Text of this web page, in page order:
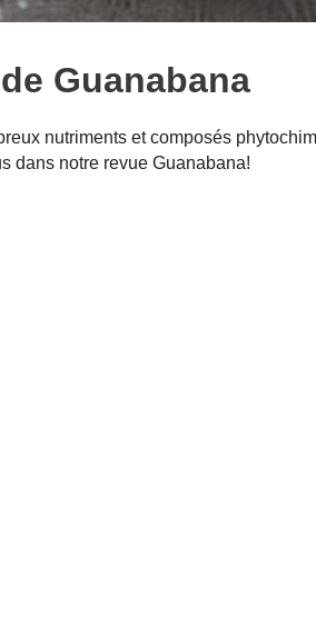
Guanabana
nutriments et composés
dans notre revue Guanabana!